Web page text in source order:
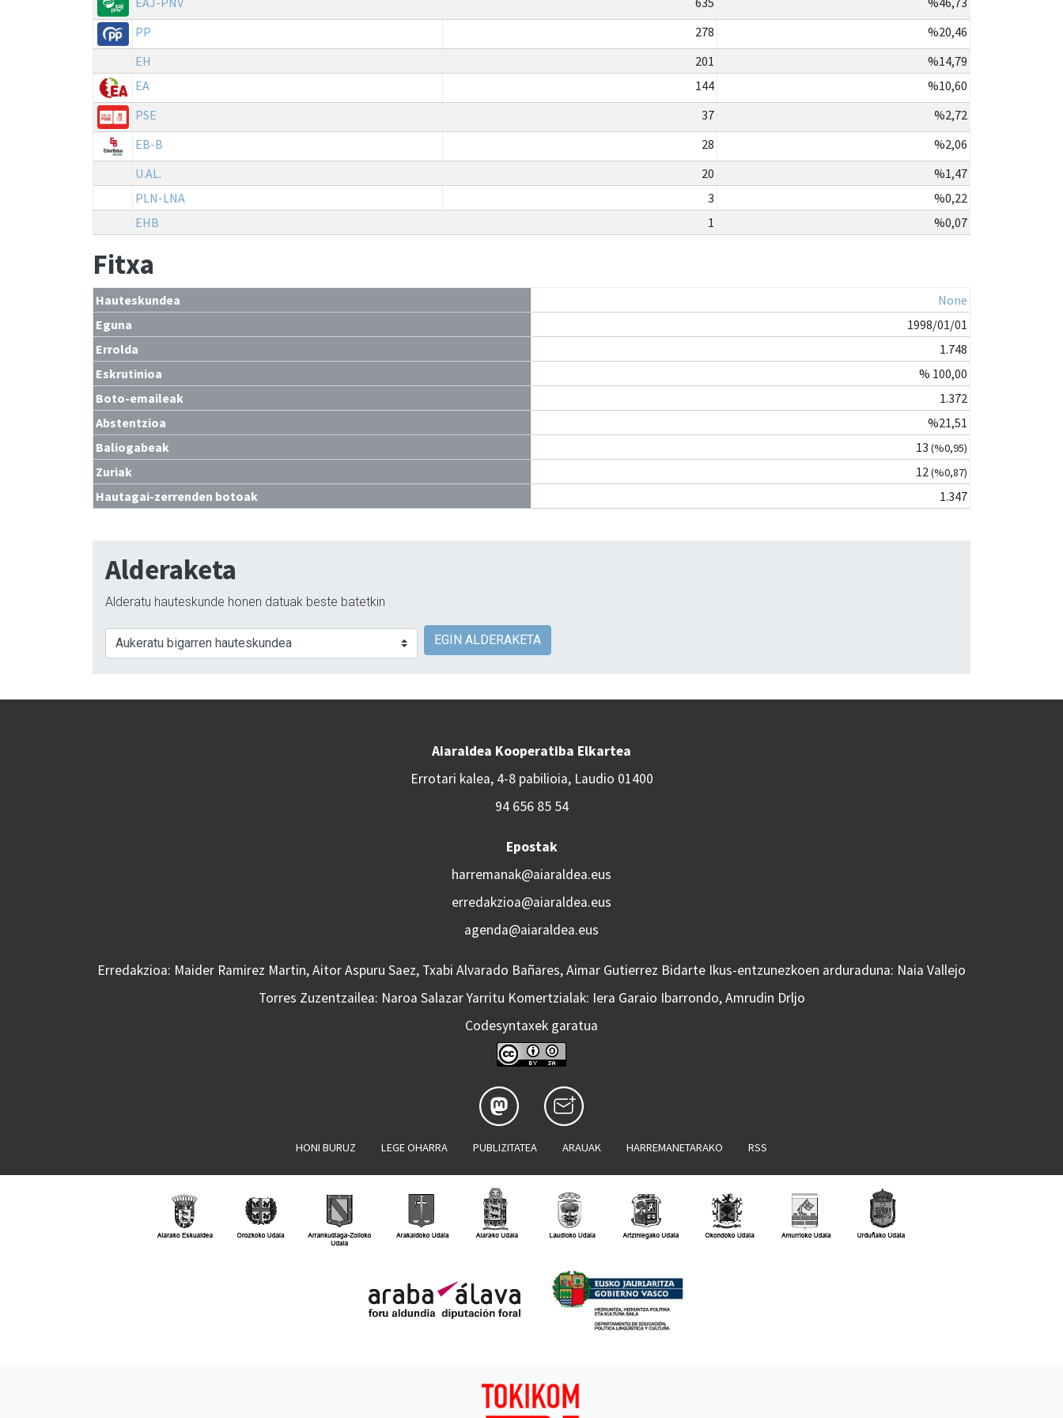
PP
278
%20,46
EH
201
%14,79
EA
144
%10,60
PSE
37
%2,72
EB-B
28
%2,06
U.AL.
20
%1,47
PLN-LNA
3
%0,22
EHB
1 %0,07
Fitxa
Hauteskundea
None
Eguna
1998/01/01
Errolda
1.748
Eskrutinioa
% 100,00
Boto-emaileak
1.372
Abstentzioa
%21,51
Baliogabeak
13 (%0,95)
Zuriak 12 (%0,87)
Hautagai-zerrenden botoak 1.347
Alderaketa
Alderatu hauteskunde honen datuak beste batetkin
EGIN ALDERAKETA
Aiaraldea Kooperatiba Elkartea
Errotari kalea, 4-8 pabilioia, Laudio 01400
94 656 85 54
Epostak
harremanak@aiaraldea.eus
erredakzioa@aiaraldea.eus
agenda@aiaraldea.eus
Erredakzioa: Maider Ramirez Martin, Aitor Aspuru Saez, Txabi Alvarado Bañares, Aimar Gutierrez Bidarte Ikus-entzunezkoen arduraduna: Naia Vallejo
Torres Zuzentzailea: Naroa Salazar Yarritu Komertzialak: Iera Garaio Ibarrondo, Amrudin Drljo
Codesyntaxek garatua
HONI BURUZ LEGE OHARRA PUBLIZITATEA ARAUAK HARREMANETARAKO RSS